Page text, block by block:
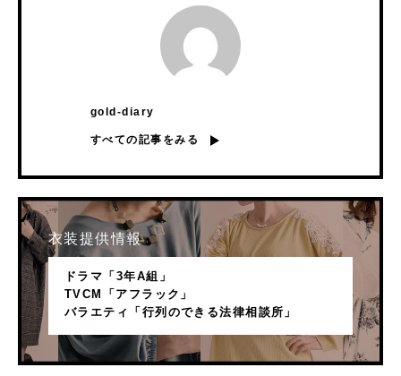
gold-diary
すべての記事をみる
衣装提供情報
ドラマ「3年A組」
TVCM「アフラック」
バラエティ「行列のできる法律相談所」